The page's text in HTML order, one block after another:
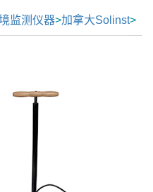
监测仪器>加拿大Solinst>